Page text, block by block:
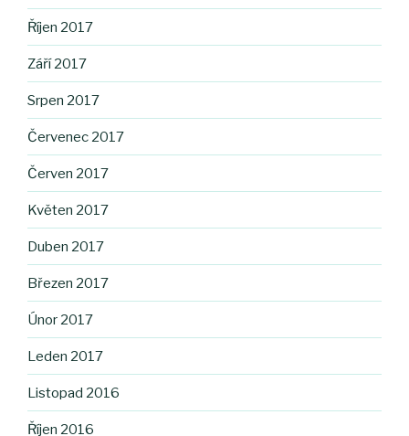
Říjen 2017
Září 2017
Srpen 2017
Červenec 2017
Červen 2017
Květen 2017
Duben 2017
Březen 2017
Únor 2017
Leden 2017
Listopad 2016
Říjen 2016